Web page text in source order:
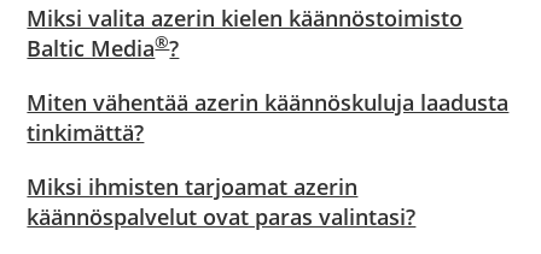
Miksi valita azerin kielen käännöstoimisto
Baltic Media®?
Miten vähentää azerin käännöskuluja laadusta
tinkimättä?
Miksi ihmisten tarjoamat azerin
käännöspalvelut ovat paras valintasi?